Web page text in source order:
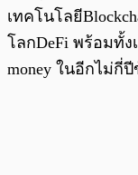
เทคโนโลยี
โลกDeFi พร้อมทั้ง
money ในอีกไม่กี่